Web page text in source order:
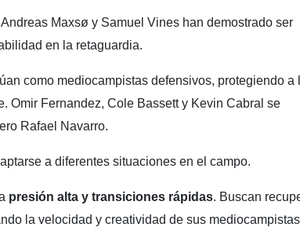
Maxsø y Samuel Vines han demostrado ser
en la retaguardia.
como mediocampistas defensivos, protegiendo a
Omir Fernandez, Cole Bassett y Kevin Cabral se
Rafael Navarro.
a diferentes situaciones en el campo.
presión alta y transiciones rápidas. Buscan
la velocidad y creatividad de sus